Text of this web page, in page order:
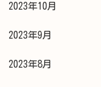
2023年10月
2023年9月
2023年8月